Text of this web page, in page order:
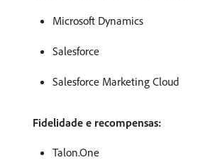
Microsoft Dynamics
Salesforce
Salesforce Marketing Cloud
Fidelidade e recompensas:
Talon.One